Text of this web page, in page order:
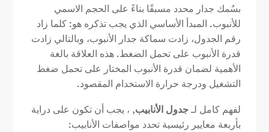
بسُمك جدار محدد مسبقًا بناءً على الحجم الاسمي
للأنبوب. المبدأ الأساسي الذي يجب تذكره هو: كلما زاد
رقم الجدول، زادت سماكة جدار الأنبوب، وبالتالي زادت
قدرة الأنبوب على تحمل الضغط. هذه العلاقة بالغة
الأهمية لضمان قدرة الأنبوب المختار على تحمل ضغط
التشغيل ودرجة حرارة الاستخدام المقصود.
لفهم كامل لـجدول الأنابيب, ، يجب أن تكون على دراية
بأربعة معايير رئيسية تحدد مواصفات الأنابيب: